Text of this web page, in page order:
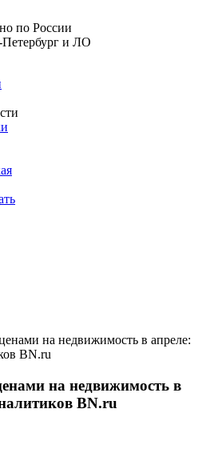
по России
и ЛО
на недвижимость в апреле:
BN.ru
на недвижимость в
BN.ru